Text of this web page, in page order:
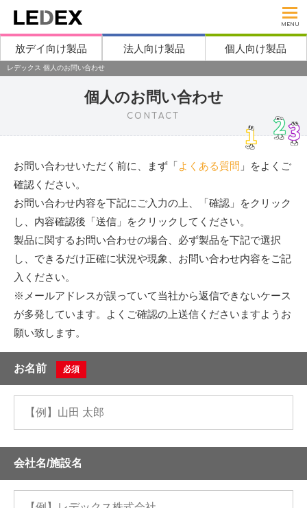
MENU
放デイ向け製品 法人向け製品 個人向け製品
レデックス 個人のお問い合わせ
個人のお問い合わせ
CONTACT
お問い合わせいただく前に、まず「よくある質問 」をよくご
確認ください。
お問い合わせ内容を下記にご入力の上、「確認」をクリック
し、内容確認後「送信」をクリックしてください。
製品に関するお問い合わせの場合、必ず製品を下記で選択
し、できるだけ正確に状況や現象、お問い合わせ内容をご記
入ください。
※メールアドレスが誤っていて当社から返信できないケース
が多発しています。よくご確認の上送信くださいますようお
願い致します。
お名前 必須
会社名/施設名